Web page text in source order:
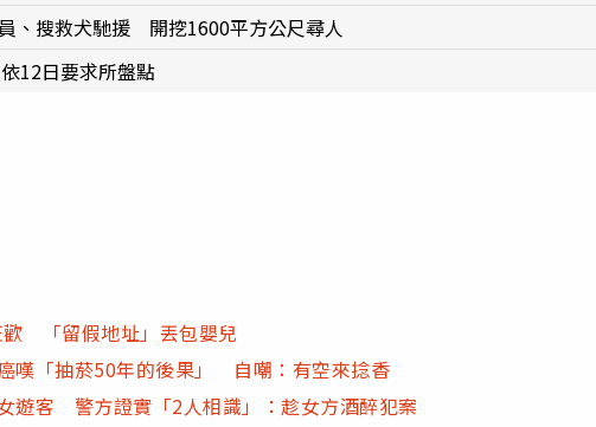
、搜救犬馳援 開挖1600平方公尺尋人
12日要求所盤點
「留假地址」丟包嬰兒
嘆「抽菸50年的後果」 自嘲：有空來捻香
遊客 警方證實「2人相識」：趁女方酒醉犯案